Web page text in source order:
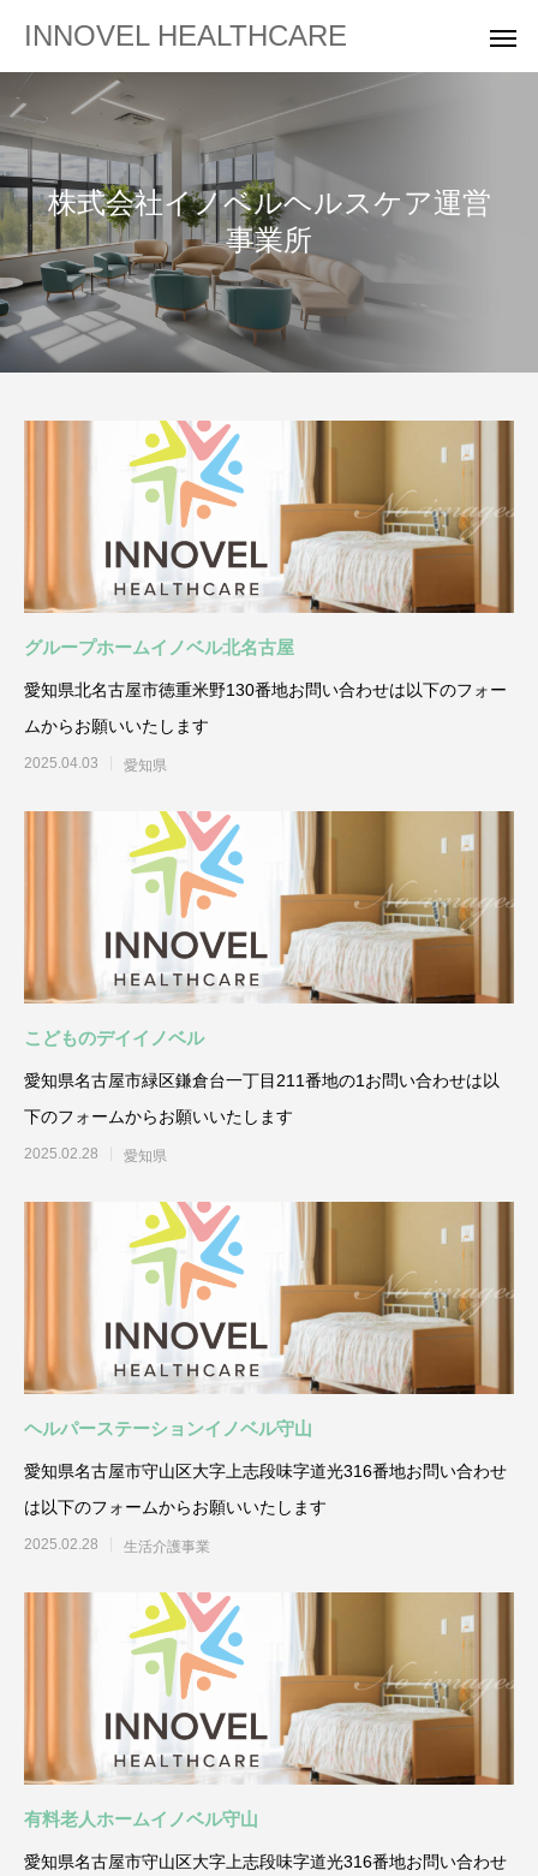
INNOVEL HEALTHCARE
株式会社イノベルヘルスケア運営
事業所
グループホームイノベル北名古屋
愛知県北名古屋市徳重米野130番地お問い合わせは以下のフォー
ムからお願いいたします
2025.04.03 愛知県
こどものデイイノベル
愛知県名古屋市緑区鎌倉台一丁目211番地の1お問い合わせは以
下のフォームからお願いいたします
2025.02.28 愛知県
ヘルパーステーションイノベル守山
愛知県名古屋市守山区大字上志段味字道光316番地お問い合わせ
は以下のフォームからお願いいたします
2025.02.28 生活介護事業
有料老人ホームイノベル守山
愛知県名古屋市守山区大字上志段味字道光316番地お問い合わせ